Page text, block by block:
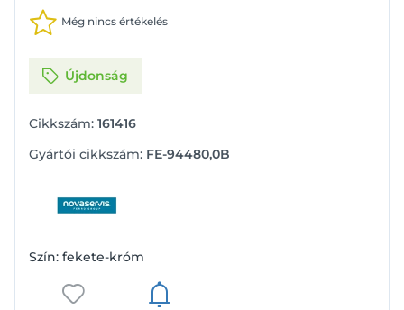
Még nincs értékelés
Újdonság
Cikkszám: 161416
Gyártói cikkszám: FE-94480,0B
Szín: fekete-króm